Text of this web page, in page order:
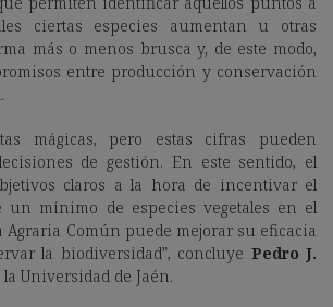
ciertas especies aumentan u otras
más o menos brusca y, de este modo,
entre producción y conservación
mágicas, pero estas cifras pueden
de gestión. En este sentido, el
claros a la hora de incentivar el
un mínimo de especies vegetales en el
Agraria Común puede mejorar su eficacia
la biodiversidad”, concluye Pedro J.
Universidad de Jaén.